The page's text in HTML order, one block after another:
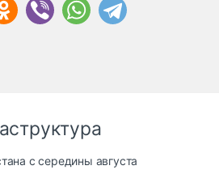
с середины августа